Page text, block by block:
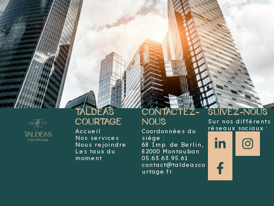
TALDEAS
COURTAGE
Accueil
Nos services
Nous rejoindre
Les taux du
moment
CONTACTEZ-
NOUS
Coordonnées du
siège :
68 Imp. de Berlin,
82000 Montauban
05.63.63.95.61
contact@taldeasco
urtage.fr
SUIVEZ-NOUS
Sur nos différents
réseaux sociaux :